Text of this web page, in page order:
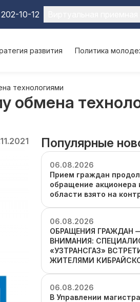
10-12
развития Политика
технологиями
обмена
Популярные
06.08.2026
Прием граждан
обращение акционера
области взято на
06.08.2026
ОБРАЩЕНИЯ ГРАЖДАН
ВНИМАНИЯ:
«УЗТРАНСГАЗ»
ЖИТЕЛЯМИ
06.08.2026
В Управлении